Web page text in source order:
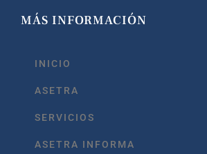
MÁS INFORMACIÓN
INICIO
ASETRA
SERVICIOS
ASETRA INFORMA